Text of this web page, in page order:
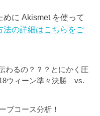
に Akismet を使って
法の詳細はこちらをご
わるの？？？とにかく圧
ウィーン準々決勝 vs.
ブコース分析！